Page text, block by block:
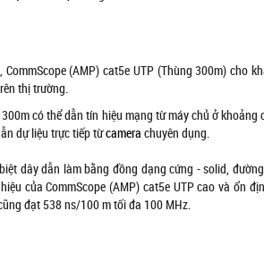
(AMP) cat5e UTP (Thùng 300m) cho
thị trường.
có thể dẫn tín hiệu mạng từ máy chủ ở
dự liệu trực tiếp từcamera chuyên dụng.
dây dẫn làm bằng đồng dạng cứng - solid,
của CommScope (AMP) cat5e UTP cao và ổn
đạt 538 ns/100 m tối đa 100 MHz.